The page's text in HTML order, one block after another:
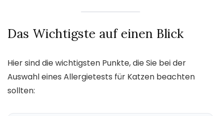
Das Wichtigste auf einen Blick
Hier sind die wichtigsten Punkte, die Sie bei der
Auswahl eines Allergietests für Katzen beachten
sollten: